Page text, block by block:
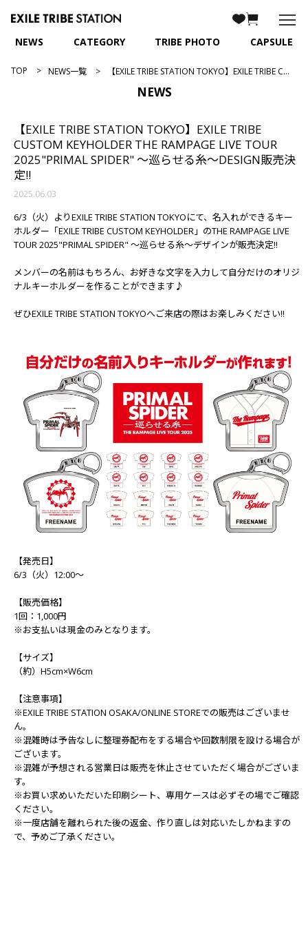
NEWS CATEGORY TRIBE PHOTO CAPSULE
TOP NEWS一覧 【EXILE TRIBE STATION TOKYO】EXILE TRIBE CUSTOM KEYHOLDER THE RAMPAGE LIVE TOUR 2025"PRIMAL SPIDER" ～巡らせる糸～DESIGN販売決定!!
NEWS
【EXILE TRIBE STATION TOKYO】EXILE TRIBE
CUSTOM KEYHOLDER THE RAMPAGE LIVE TOUR
2025"PRIMAL SPIDER" ～巡らせる糸～DESIGN販売決
定!!
2025.06.03
6/3（火）よりEXILE TRIBE STATION TOKYOにて、名入れができるキー
ホルダー「EXILE TRIBE CUSTOM KEYHOLDER」のTHE RAMPAGE LIVE
TOUR 2025"PRIMAL SPIDER" ～巡らせる糸～デザインが販売決定!!
メンバーの名前はもちろん、お好きな文字を入力して自分だけのオリジ
ナルキーホルダーを作ることができます♪
ぜひEXILE TRIBE STATION TOKYOへご来店の際はお楽しみください!!
【発売日】
6/3（火）12:00～
【販売価格】
1回：1,000円
※お支払いは現金のみとなります。
【サイズ】
（約）H5cm×W6cm
【注意事項】
※EXILE TRIBE STATION OSAKA/ONLINE STOREでの販売はございませ
ん。
※混雑時は予告なしに整理券配布をする場合や回数制限を設ける場合が
ございます。
※混雑が予想される営業日は販売を休止させていただく場合がございま
す。
※お買い求めいただいた印刷シート、専用ケースは必ずその場でご確認
ください。
※一度店舗を離れられた後の返金、作り直しは対応いたしかねますの
で、予めご了承ください。